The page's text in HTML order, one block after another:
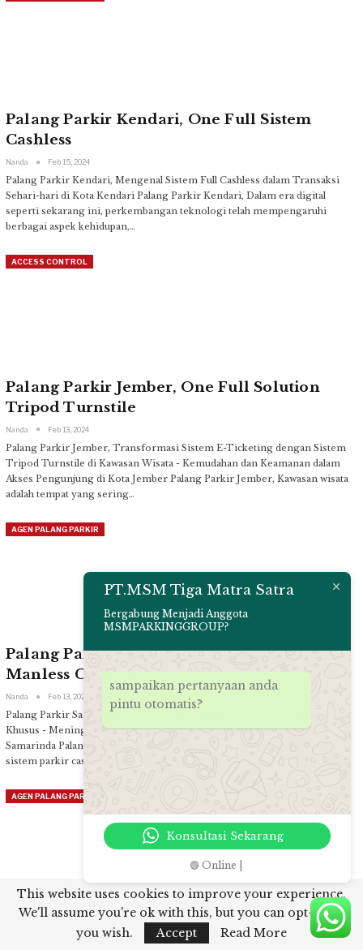
Palang Parkir Kendari, One Full Sistem
Cashless
Nanda Feb 15, 2024
Palang Parkir Kendari, Mengenal Sistem Full Cashless dalam Transaksi
Sehari-hari di Kota Kendari Palang Parkir Kendari, Dalam era digital
seperti sekarang ini, perkembangan teknologi telah mempengaruhi
berbagai aspek kehidupan,…
ACCESS CONTROL
Palang Parkir Jember, One Full Solution
Tripod Turnstile
Nanda Feb 13, 2024
Palang Parkir Jember, Transformasi Sistem E-Ticketing dengan Sistem
Tripod Turnstile di Kawasan Wisata - Kemudahan dan Keamanan dalam
Akses Pengunjung di Kota Jember Palang Parkir Jember, Kawasan wisata
adalah tempat yang sering…
AGEN PALANG PARKIR
Palang Parkir Samarinda, One Full Sistem
Manless Cashless
Nanda Feb 13, 2024
Palang Parkir Samarinda, Sistem Parkir Cashless di Kawasan Ekonomi
Khusus - Meningkatkan Efisiensi dan Keamanan Transaksi di Kota
Samarinda Palang Parkir Samarinda, Dalam era digital ini, penggunaan
sistem parkir cashless semakin
AGEN PALANG PARKIR
Palang Parkir Madiun, One Full Sistem
This website uses cookies to improve your experience.
We'll assume you're ok with this, but you can opt-out if
you wish.
Accept Read More
PT.MSM Tiga Matra Satra
Bergabung Menjadi Anggota
MSMPARKINGGROUP?
sampaikan pertanyaan anda
pintu otomatis?
Konsultasi Sekarang
🟢 Online |